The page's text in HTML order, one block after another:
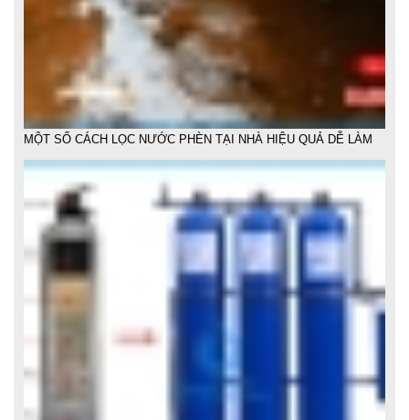
MỘT SỐ CÁCH LỌC NƯỚC PHÈN TẠI NHÀ HIỆU QUẢ DỄ LÀM